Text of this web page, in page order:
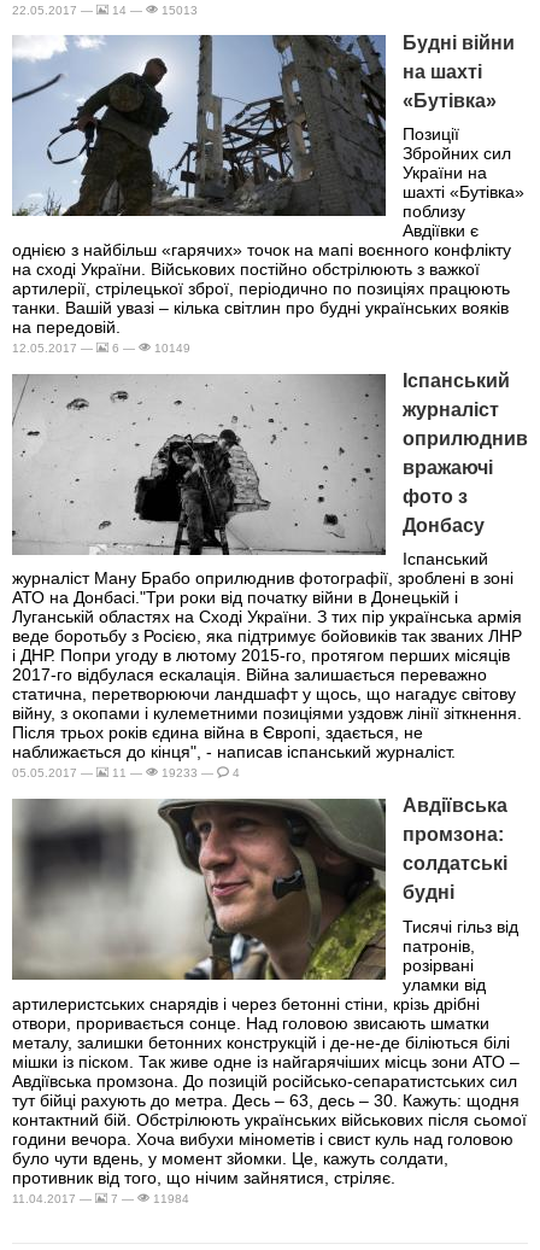
22.05.2017 — 14 — 15013
Будні війни
на шахті
«Бутівка»
Позиції
Збройних сил
України на
шахті «Бутівка»
поблизу
Авдіївки є
однією з найбільш «гарячих» точок на мапі воєнного конфлікту
на сході України. Військових постійно обстрілюють з важкої
артилерії, стрілецької зброї, періодично по позиціях працюють
танки. Вашій увазі – кілька світлин про будні українських вояків
на передовій.
12.05.2017 — 6 — 10149
Іспанський
журналіст
оприлюднив
вражаючі
фото з
Донбасу
Іспанський
журналіст Ману Брабо оприлюднив фотографії, зроблені в зоні
АТО на Донбасі."Три роки від початку війни в Донецькій і
Луганській областях на Сході України. З тих пір українська армія
веде боротьбу з Росією, яка підтримує бойовиків так званих ЛНР
і ДНР. Попри угоду в лютому 2015-го, протягом перших місяців
2017-го відбулася ескалація. Війна залишається переважно
статична, перетворюючи ландшафт у щось, що нагадує світову
війну, з окопами і кулеметними позиціями уздовж лінії зіткнення.
Після трьох років єдина війна в Європі, здається, не
наближається до кінця", - написав іспанський журналіст.
05.05.2017 — 11 — 19233 — 4
Авдіївська
промзона:
солдатські
будні
Тисячі гільз від
патронів,
розірвані
уламки від
артилеристських снарядів і через бетонні стіни, крізь дрібні
отвори, проривається сонце. Над головою звисають шматки
металу, залишки бетонних конструкцій і де-не-де біліються білі
мішки із піском. Так живе одне із найгарячіших місць зони АТО –
Авдіївська промзона. До позицій російсько-сепаратистських сил
тут бійці рахують до метра. Десь – 63, десь – 30. Кажуть: щодня
контактний бій. Обстрілюють українських військових після сьомої
години вечора. Хоча вибухи мінометів і свист куль над головою
було чути вдень, у момент зйомки. Це, кажуть солдати,
противник від того, що нічим зайнятися, стріляє.
11.04.2017 — 7 — 11984